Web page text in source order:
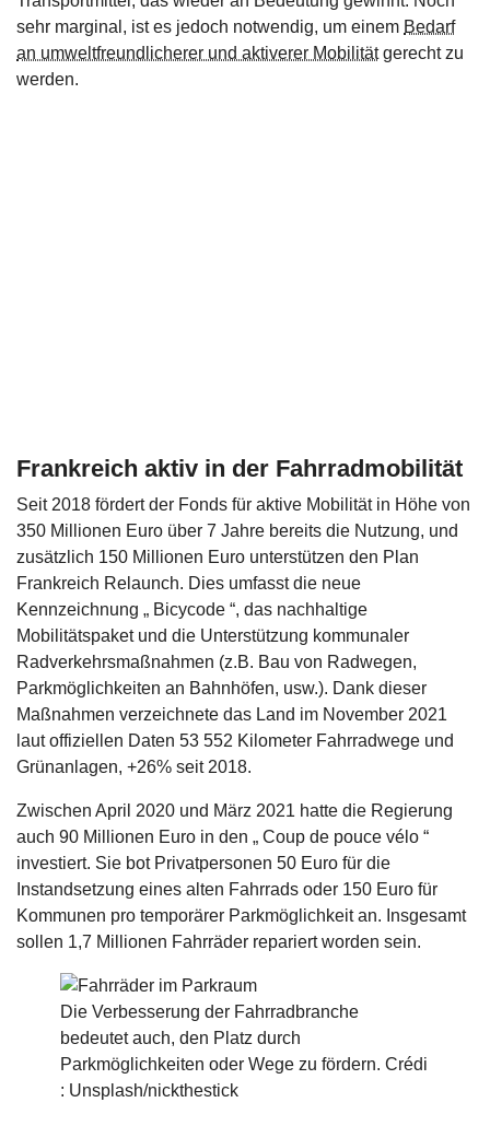
sehr marginal, ist es jedoch notwendig, um einem Bedarf
an umweltfreundlicherer und aktiverer Mobilitätgerecht zu
werden.
Frankreich aktiv in der Fahrradmobilität
Seit 2018 fördert der Fonds für aktive Mobilität in Höhe von
350 Millionen Euro über 7 Jahre bereits die Nutzung, und
zusätzlich 150 Millionen Euro unterstützen den Plan
Frankreich Relaunch. Dies umfasst die neue
Kennzeichnung „ Bicycode “, das nachhaltige
Mobilitätspaket und die Unterstützung kommunaler
Radverkehrsmaßnahmen (z.B. Bau von Radwegen,
Parkmöglichkeiten an Bahnhöfen, usw.). Dank dieser
Maßnahmen verzeichnete das Land im November 2021
laut offiziellen Daten 53 552 Kilometer Fahrradwege und
Grünanlagen, +26% seit 2018.
Zwischen April 2020 und März 2021 hatte die Regierung
auch 90 Millionen Euro in den „ Coup de pouce vélo “
investiert. Sie bot Privatpersonen 50 Euro für die
Instandsetzung eines alten Fahrrads oder 150 Euro für
Kommunen pro temporärer Parkmöglichkeit an. Insgesamt
sollen 1,7 Millionen Fahrräder repariert worden sein.
Die Verbesserung der Fahrradbranche
bedeutet auch, den Platz durch
Parkmöglichkeiten oder Wege zu fördern. Crédi
: Unsplash/nickthestick